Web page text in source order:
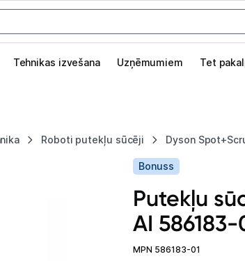
Tehnikas izvešana Uzņēmumiem Tet
Roboti putekļu sūcēji Dyson
Pieslēgties
Izvēlies kāroto ierīci izdevīgāk!
Bonuss
Putekļu
AI 586183-
MPN 586183-01